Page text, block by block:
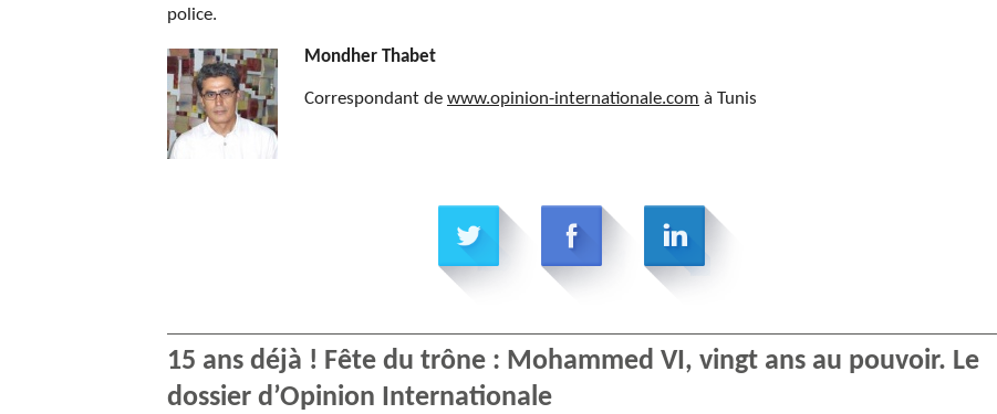
police.
Mondher Thabet
Correspondant de www.opinion-internationale.com à Tunis
15 ans déjà ! Fête du trône : Mohammed VI, vingt ans au pouvoir. Le
dossier d’Opinion Internationale